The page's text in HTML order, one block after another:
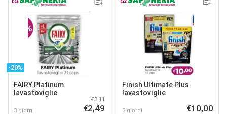
-20%
FAIRY Platinum
lavastoviglie
3 giorni
€3,11
€2,49
Finish Ultimate Plus
lavastoviglie
3 giorni €10,00